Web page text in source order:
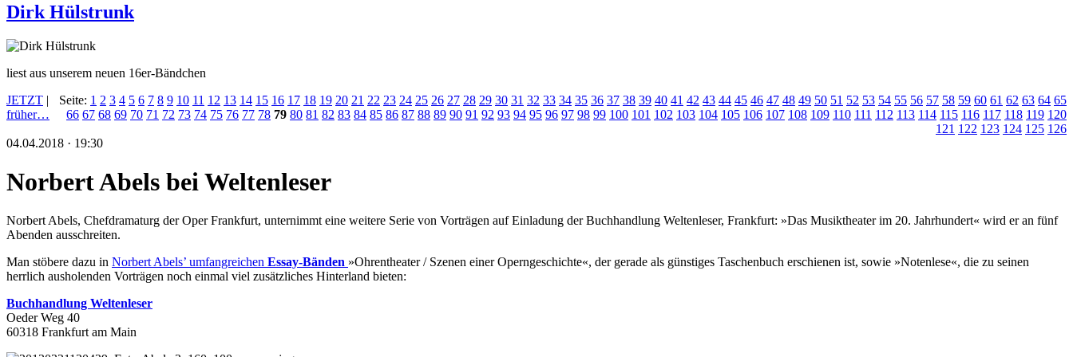
Dirk Hülstrunk
liest aus unserem neuen 16er-Bändchen
JETZT |
früher…
Seite: 1 2 3 4 5 6 7 8 9 10 11 12 13 14 15 16 17 18 19 20 21 22 23 24 25 26 27 28 29 30 31 32 33 34 35 36 37 38 39 40 41 42 43 44 45 46 47 48 49 50 51 52 53 54 55 56 57 58 59 60 61 62 63 64 65
66 67 68 69 70 71 72 73 74 75 76 77 78 79 80 81 82 83 84 85 86 87 88 89 90 91 92 93 94 95 96 97 98 99 100 101 102 103 104 105 106 107 108 109 110 111 112 113 114 115 116 117 118 119 120
121 122 123 124 125 126
04.04.2018 · 19:30
Norbert Abels bei Weltenleser
Norbert Abels, Chefdramaturg der Oper Frankfurt, unternimmt eine weitere Serie von Vorträgen auf Einladung der Buchhandlung Weltenleser, Frankfurt: »Das Musiktheater im 20. Jahrhundert« wird er an fünf
Abenden ausschreiten.
Man stöbere dazu in Norbert Abels’ umfangreichen Essay-Bänden »Ohrentheater / Szenen einer Operngeschichte«, der gerade als günstiges Taschenbuch erschienen ist, sowie »Notenlese«, die zu seinen
herrlich ausholenden Vorträgen noch einmal viel zusätzliches Hinterland bieten:
Buchhandlung Weltenleser
Oeder Weg 40
60318 Frankfurt am Main